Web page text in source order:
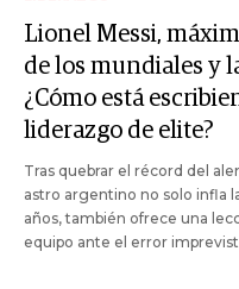
Lionel Messi,
de los mundiales y
¿Cómo está
liderazgo de elite?
Tras quebrar el récord del
astro argentino no solo infla
años, también ofrece una
equipo ante el error